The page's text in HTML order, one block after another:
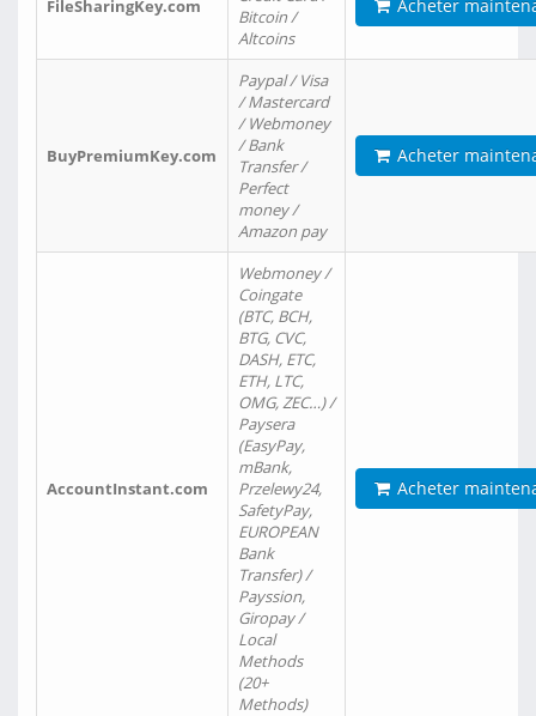
FileSharingKey.com
Bitcoin /
Altcoins
Acheter
BuyPremiumKey.com
Paypal / Visa
/ Mastercard
/ Webmoney
/ Bank
Transfer /
Perfect
money /
Amazon pay
Acheter
AccountInstant.com
Webmoney /
Coingate
(BTC, BCH,
BTG, CVC,
DASH, ETC,
ETH, LTC,
OMG, ZEC…) /
Paysera
(EasyPay,
mBank,
Przelewy24,
SafetyPay,
EUROPEAN
Bank
Transfer) /
Payssion,
Giropay /
Local
Methods
(20+
Methods)
Acheter